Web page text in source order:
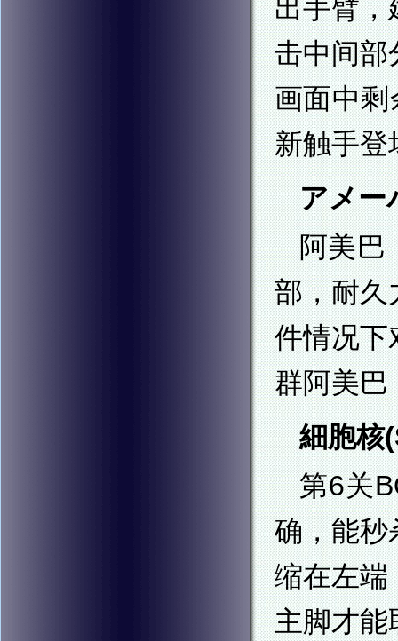
出手臂，
击中间部
画面中
新触手登
アメー
阿美巴
部，耐久
件情况下
群阿美巴
細胞核
第6关
确，能秒
缩在左端
主脚才能